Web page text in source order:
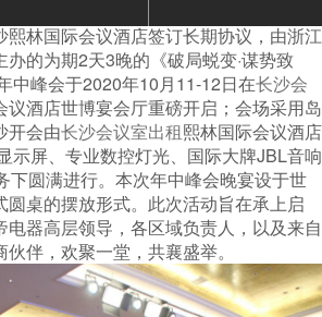
熙林国际会议酒店签订长期协议，由浙江
的为期2天3晚的《破局蜕变·谋势致
中峰会于2020年10月11-12日在长沙会
议酒店世博宴会厅重磅开启；会场采用岛
开会由长沙会议室出租熙林国际会议酒店
示屏、专业数控灯光、国际大牌JBL音响
下圆满进行。本次年中峰会晚宴设于世
圆桌的摆放形式。此次活动旨在承上启
器高层领导，各区域负责人，以及来自
伴，欢聚一堂，共襄盛举。